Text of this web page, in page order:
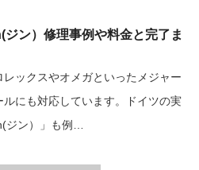
ジン）修理事例や料金と完了ま
ックスやオメガといったメジャー
にも対応しています。ドイツの実
ジン）」も例…